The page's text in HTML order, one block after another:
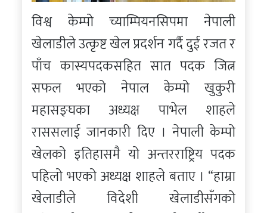
विश्व केम्पो च्याम्पियनसिपमा नेपाली
खेलाडीले उत्कृष्ट खेल प्रदर्शन गर्दै दुई रजत र
पाँच कास्यपदकसहित सात पदक जित्न
सफल भएको नेपाल केम्पो खुकुरी
महासङ्घका अध्यक्ष पाभेल शाहले
राससलाई जानकारी दिए । नेपाली केम्पो
खेलको इतिहासमै यो अन्तरराष्ट्रिय पदक
पहिलो भएको अध्यक्ष शाहले बताए । “हाम्रा
खेलाडीले विदेशी खेलाडीसँगको